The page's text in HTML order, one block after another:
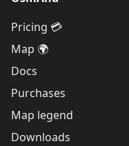
Pricing 💳
Map 🌍
Docs
Purchases
Map legend
Downloads